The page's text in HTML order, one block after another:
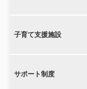
子育て支援施設
サポート制度